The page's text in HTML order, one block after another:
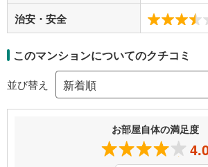
治安・安全
このマンションについてのクチコミ
並び替え
お部屋自体の満足度